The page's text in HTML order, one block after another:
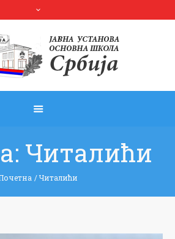
Читалићи
/Читалићи